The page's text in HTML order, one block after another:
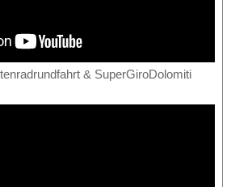
& SuperGiroDolomiti